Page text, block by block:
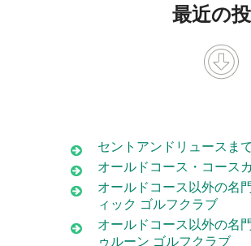
最近の
セントアンドリュースま
オールドコース・コース
オールドコース以外の名
ィック ゴルフクラブ
オールドコース以外の名
ゥルーン ゴルフクラブ